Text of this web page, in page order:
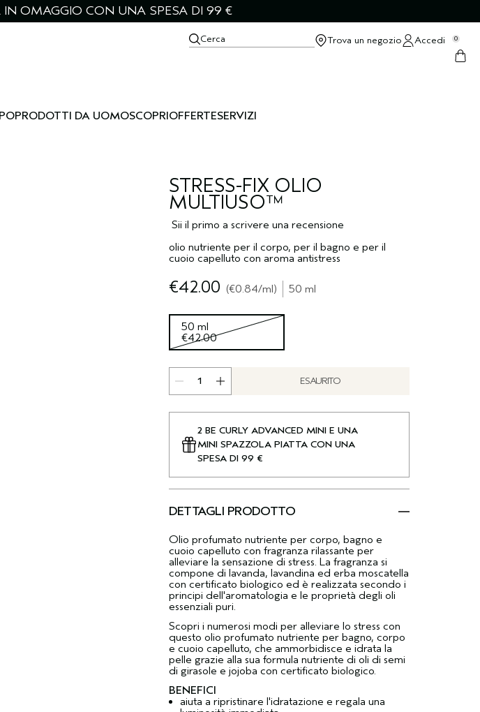
IN OMAGGIO CON UNA SPESA DI 99 €
Cerca Trova un negozio Accedi 0
PRODOTTI DA UOMOSCOPRIOFFERTESERVIZI
STRESS-FIX OLIO
MULTIUSO™
Sii il primo a scrivere una recensione
olio nutriente per il corpo, per il bagno e per il
cuoio capelluto con aroma antistress
€42.00 €0.84/ml 50 ml
50 ml
€42.00
ESAURITO
2 BE CURLY ADVANCED MINI E UNA
MINI SPAZZOLA PIATTA CON UNA
SPESA DI 99 €
DETTAGLI PRODOTTO
Olio profumato nutriente per corpo, bagno e
cuoio capelluto con fragranza rilassante per
alleviare la sensazione di stress. La fragranza si
compone di lavanda, lavandina ed erba moscatella
con certificato biologico ed è realizzata secondo i
principi dell'aromatologia e le proprietà degli oli
essenziali puri.
Scopri i numerosi modi per alleviare lo stress con
questo olio profumato nutriente per bagno, corpo
e cuoio capelluto, che ammorbidisce e idrata la
pelle grazie alla sua formula nutriente di oli di semi
di girasole e jojoba con certificato biologico.
BENEFICI
aiuta a ripristinare l'idratazione e regala una